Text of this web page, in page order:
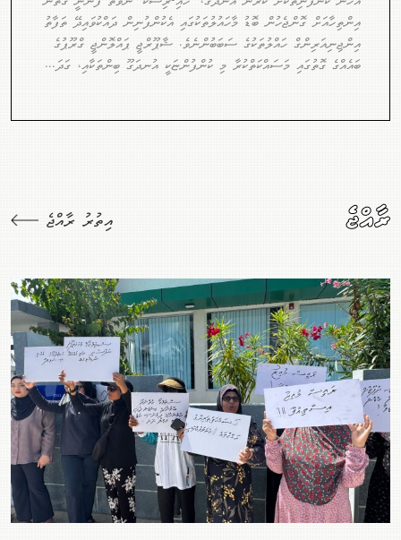
އިންތިހާއަށް ގޮންޖެހުން ބޮޑު މާހައުލުތަކުގައި އެކުންފުނިން ދައްކުވައިދޭ ތަފާތު
އިންޖިނިއަރިންގް ހައްލުތަކުގެ ސަބަބުންނެވެ. ޝާޕޫރްޖީ ޕައްލޮންޖީ ގްރޫޕުގެ
ބައެއްގެ ގޮތުގައި މަސައްކަތްކުރާ މި ކުންފުންޏަކީ އުނދަގޫ ބިންތަކާއި، ގަދަ...
ރާއްޖެ އިތުރު ރާއްޖެ